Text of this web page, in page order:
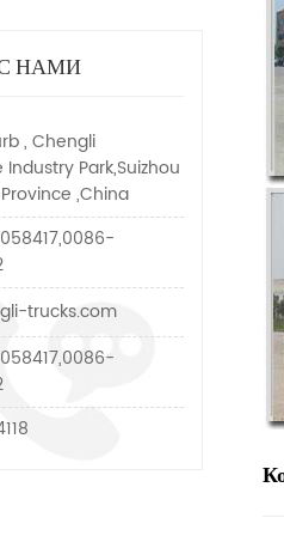
средства.
транспортных
средств, которые допускаются
параметров этого вида
и подъем тяги.
НАМИ
, Chengli
Park,Suizhou
,China
trucks.com